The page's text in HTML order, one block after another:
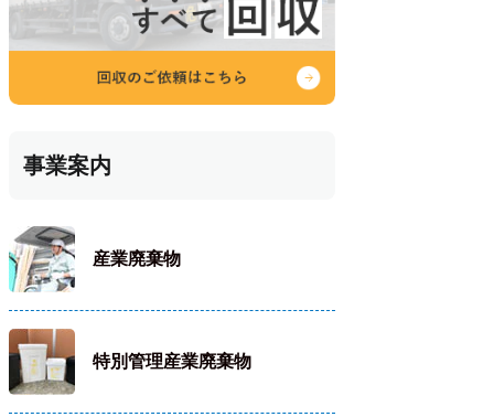
事業案内
産業廃棄物
特別管理産業廃棄物